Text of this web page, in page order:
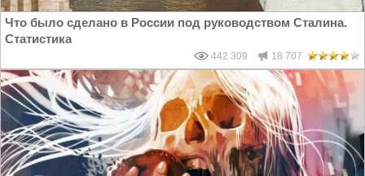
Что было сделано в России под руководством Сталина.
Статистика
442 309 18 707